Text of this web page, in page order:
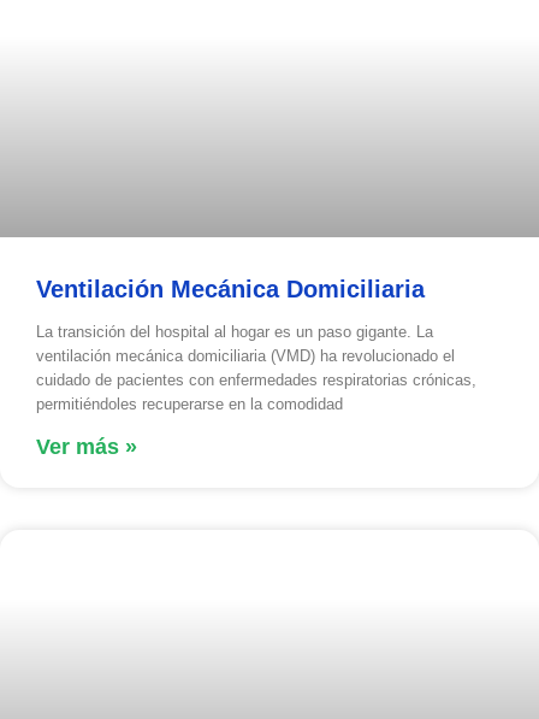
Ventilación Mecánica Domiciliaria
La transición del hospital al hogar es un paso gigante. La
ventilación mecánica domiciliaria (VMD) ha revolucionado el
cuidado de pacientes con enfermedades respiratorias crónicas,
permitiéndoles recuperarse en la comodidad
Ver más »